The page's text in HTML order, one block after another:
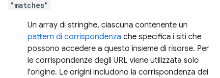
"matches"
Un array di stringhe, ciascuna contenente un
pattern di corrispondenza che specifica i siti che
possono accedere a questo insieme di risorse. Per
le corrispondenze degli URL viene utilizzata solo
l'origine. Le origini includono la corrispondenza dei